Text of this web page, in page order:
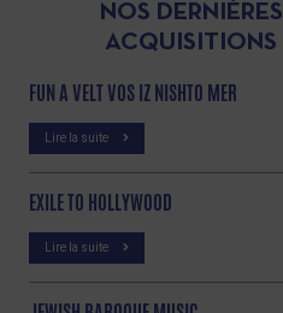
NOS DERNIÈRES
ACQUISITIONS
FUN A VELT VOS IZ NISHTO MER
Lire la suite
EXILE TO HOLLYWOOD
Lire la suite